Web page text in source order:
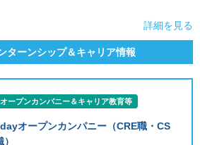
詳細を見る
ターンシップ＆キャリア情報
オープンカンパニー＆キャリア教育等
オープンカンパニー（CRE職・CS